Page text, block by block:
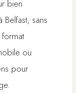
bien
sans
ou
pour